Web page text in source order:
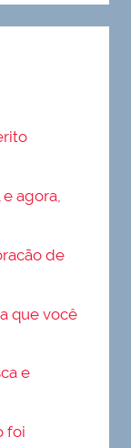
agora,
de
que você
e
foi